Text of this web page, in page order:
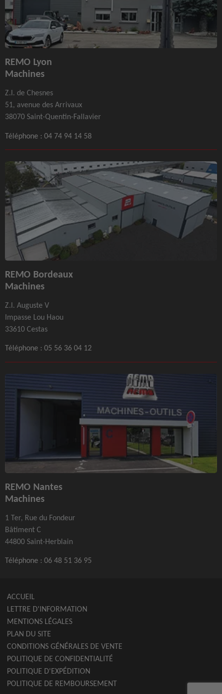
REMO Lyon
Machines
Z.I. de Chesnes
51, avenue des Arrivaux
38070 Saint-Quentin-Fallavier
Téléphone : 04 74 94 14 58
REMO Bordeaux
Machines
Z.I. Auguste V
Impasse Lou Haou
33610 Cestas
Téléphone : 05 56 36 04 12
REMO Nantes
Machines
1 Ter, Rue du Fondeur
Bâtiment C
44800 Saint-Herblain
Téléphone : 06 48 51 36 95
ACCUEIL
LETTRE D'INFORMATION
MENTIONS LÉGALES
PLAN DU SITE
CONDITIONS GÉNÉRALES DE VENTE
POLITIQUE DE CONFIDENTIALITÉ
POLITIQUE D'EXPÉDITION
POLITIQUE DE REMBOURSEMENT